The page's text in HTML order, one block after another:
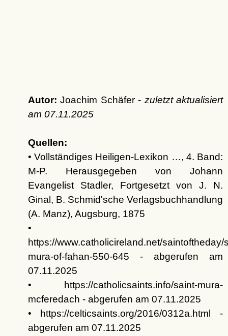
Autor: Joachim Schäfer - zuletzt aktualisiert
am 07.11.2025
Quellen:
• Vollständiges Heiligen-Lexikon …, 4. Band:
M-P. Herausgegeben von Johann
Evangelist Stadler, Fortgesetzt von J. N.
Ginal, B. Schmid'sche Verlagsbuchhandlung
(A. Manz), Augsburg, 1875
•
https://www.catholicireland.net/saintoftheday/
mura-of-fahan-550-645 - abgerufen am
07.11.2025
• https://catholicsaints.info/saint-mura-
mcferedach - abgerufen am 07.11.2025
• https://celticsaints.org/2016/0312a.html -
abgerufen am 07.11.2025